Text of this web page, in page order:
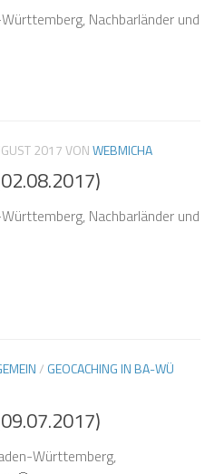
Nachbarländer und
2017VONWEBMICHA
Nachbarländer und
/ GEOCACHING IN BA-WÜ
Württemberg,